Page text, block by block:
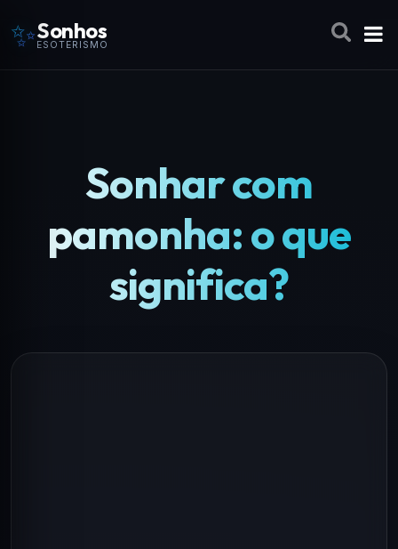
✨Sonhos
ESOTERISMO
Sonhar com
pamonha: o que
significa?